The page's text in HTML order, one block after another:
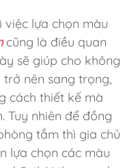
việc lựa chọn màu
cũng là điều quan
sẽ giúp cho không
nên sang trọng,
cách thiết kế mà
Tuy nhiên để đồng
tắm thì gia chủ
lựa chọn các màu